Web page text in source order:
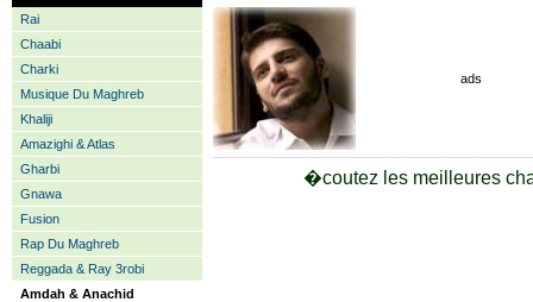
Rai
Chaabi
Charki
Musique Du Maghreb
Khaliji
Amazighi & Atlas
Gharbi
Gnawa
Fusion
Rap Du Maghreb
Reggada & Ray 3robi
Amdah & Anachid
ads
�coutez les meilleures